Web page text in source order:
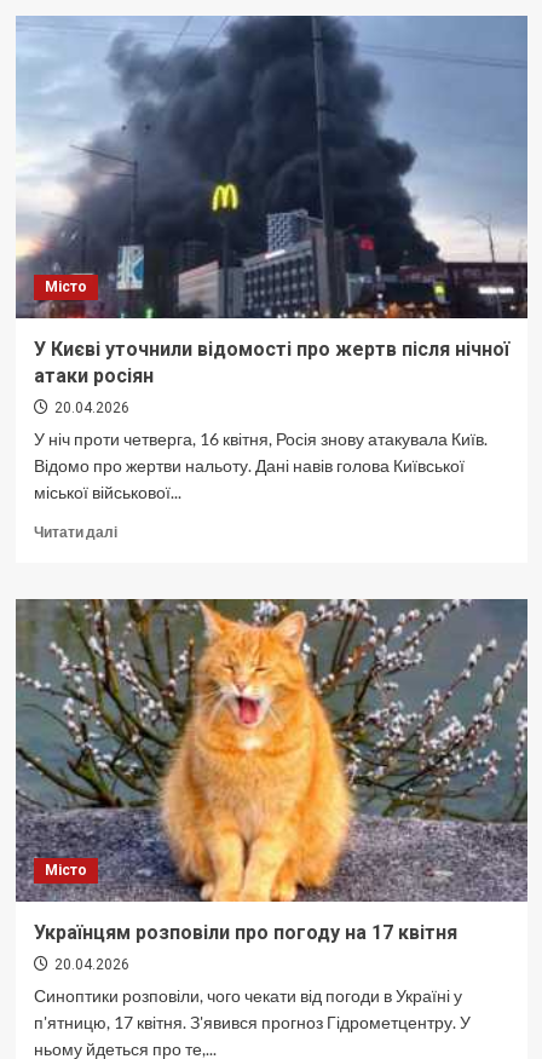
в
Україні
збережеться
неприємна
погода
Місто
У Києві уточнили відомості про жертв після нічної
атаки росіян
20.04.2026
У ніч проти четверга, 16 квітня, Росія знову атакувала Київ.
Відомо про жертви нальоту. Дані навів голова Київської
міської військової...
Читати даліДокладніше
Києві
уточнили
відомості
про
жертв
після
нічної
атаки
росіян
Місто
Українцям розповіли про погоду на 17 квітня
20.04.2026
Синоптики розповіли, чого чекати від погоди в Україні у
п'ятницю, 17 квітня. З'явився прогноз Гідрометцентру. У
ньому йдеться про те,...